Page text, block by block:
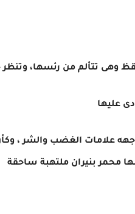
وهى تتألم من رئسها، وتنظر
عليها
علامات الغضب والشر ،
محمر بنيران ملتهبة ساحقة